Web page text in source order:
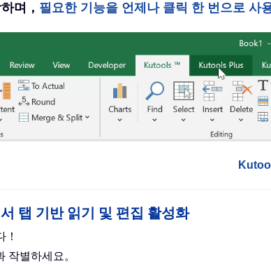
며， 필요한 기능을 언제나 클릭 한 번으로 사
탭 기반 읽기 및 편집 활성화
작별하세요。